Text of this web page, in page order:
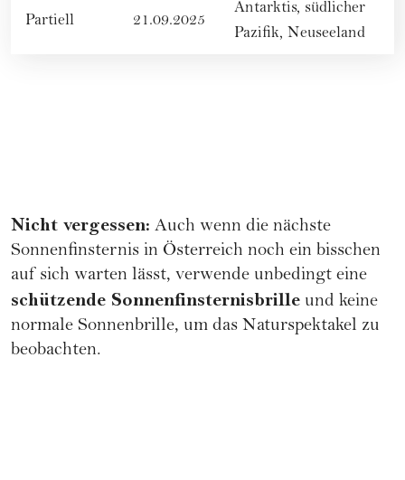
Partiell 21.09.2025
Antarktis, südlicher
Pazifik, Neuseeland
Nicht vergessen: Auch wenn die nächste
Sonnenfinsternis in Österreich noch ein bisschen
auf sich warten lässt, verwende unbedingt eine
schützende Sonnenfinsternisbrille und keine
normale Sonnenbrille, um das Naturspektakel zu
beobachten.